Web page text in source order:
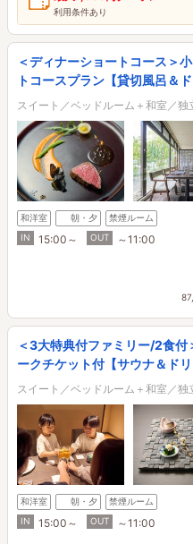
利用条件あり
＜ディナーショートコース＞
トコースプラン【貸切風呂＆ド
スイート／ベッドルーム＋和室／
和洋室 朝・夕
禁煙ルーム
IN
15:00～ OUT ～11:00
＜3大特典付ファミリー/2食
ークチケット付【サウナ＆ドリ
スイート／ベッドルーム＋和室／
和洋室 朝・夕
禁煙ルーム
IN
15:00～ OUT ～11:00